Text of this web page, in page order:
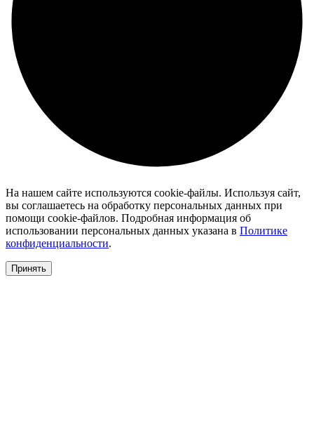
На нашем сайте используются cookie-файлы. Используя сайт,
вы соглашаетесь на обработку персональных данных при
помощи cookie-файлов. Подробная информация об
использовании персональных данных указана в Политике
конфиденциальности.
Принять